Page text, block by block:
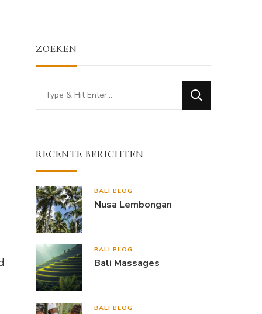
ZOEKEN
Looking
for
RECENTE BERICHTEN
BALI BLOG
Nusa Lembongan
BALI BLOG
Bali Massages
BALI BLOG